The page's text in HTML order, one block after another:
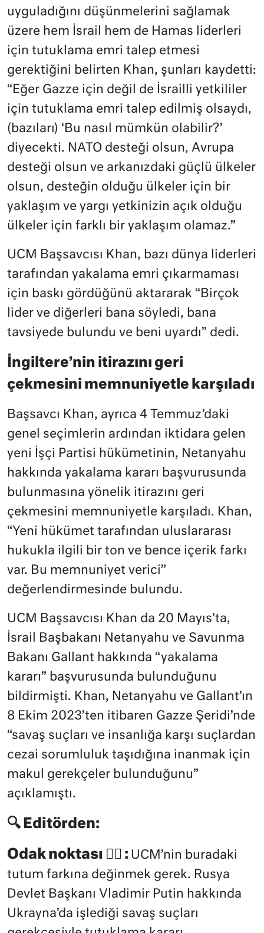
uyguladığını düşünmelerini sağlamak
üzere hem İsrail hem de Hamas liderleri
için tutuklama emri talep etmesi
gerektiğini belirten Khan, şunları kaydetti:
“Eğer Gazze için değil de İsrailli yetkililer
için tutuklama emri talep edilmiş olsaydı,
(bazıları) ‘Bu nasıl mümkün olabilir?’
diyecekti. NATO desteği olsun, Avrupa
desteği olsun ve arkanızdaki güçlü ülkeler
olsun, desteğin olduğu ülkeler için bir
yaklaşım ve yargı yetkinizin açık olduğu
ülkeler için farklı bir yaklaşım olamaz.”
UCM Başsavcısı Khan, bazı dünya liderleri
tarafından yakalama emri çıkarmaması
için baskı gördüğünü aktararak “Birçok
lider ve diğerleri bana söyledi, bana
tavsiyede bulundu ve beni uyardı” dedi.
İngiltere’nin itirazını geri
çekmesini memnuniyetle karşıladı
Başsavcı Khan, ayrıca 4 Temmuz’daki
genel seçimlerin ardından iktidara gelen
yeni İşçi Partisi hükümetinin, Netanyahu
hakkında yakalama kararı başvurusunda
bulunmasına yönelik itirazını geri
çekmesini memnuniyetle karşıladı. Khan,
“Yeni hükümet tarafından uluslararası
hukukla ilgili bir ton ve bence içerik farkı
var. Bu memnuniyet verici”
değerlendirmesinde bulundu.
UCM Başsavcısı Khan da 20 Mayıs’ta,
İsrail Başbakanı Netanyahu ve Savunma
Bakanı Gallant hakkında “yakalama
kararı” başvurusunda bulunduğunu
bildirmişti. Khan, Netanyahu ve Gallant’ın
8 Ekim 2023’ten itibaren Gazze Şeridi’nde
“savaş suçları ve insanlığa karşı suçlardan
cezai sorumluluk taşıdığına inanmak için
makul gerekçeler bulunduğunu”
açıklamıştı.
🔍 Editörden:
Odak noktası 🕵🏻 : UCM’nin buradaki
tutum farkına değinmek gerek. Rusya
Devlet Başkanı Vladimir Putin hakkında
Ukrayna’da işlediği savaş suçları